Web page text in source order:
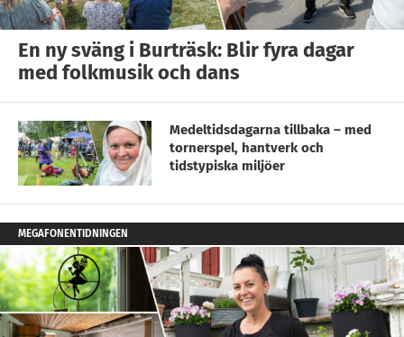
En ny sväng i Burträsk: Blir fyra dagar
med folkmusik och dans
Medeltidsdagarna tillbaka – med
tornerspel, hantverk och
tidstypiska miljöer
MEGAFONENTIDNINGEN